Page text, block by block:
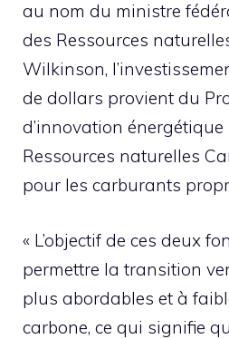
au nom du ministre
des Ressources
Wilkinson,
de dollars provient du
d’innovation énergétique
Ressources naturelles
pour les carburants
« L’objectif de ces deux
permettre la transition
plus abordables et à
carbone, ce qui signifie